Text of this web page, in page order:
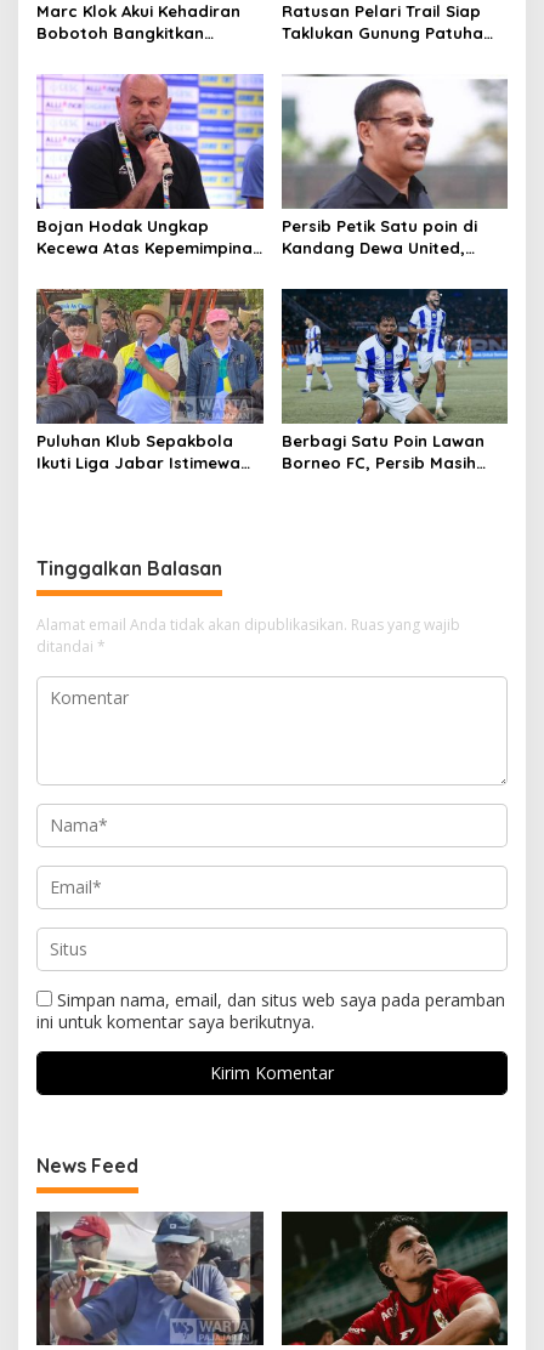
Marc Klok Akui Kehadiran
Bobotoh Bangkitkan
Bhayangkara FC
Ratusan Pelari Trail Siap
Taklukan Gunung Patuha
Marathon
Bojan Hodak Ungkap
Kecewa Atas Kepemimpinan
Persib
Persib Petik Satu poin di
Kandang Dewa United,
Keputusan Wasit
Puluhan Klub Sepakbola
Ikuti Liga Jabar Istimewa
Berbagi Satu Poin Lawan
Borneo FC, Persib Masih
Tinggalkan Balasan
Alamat email Anda tidak akan dipublikasikan. Ruas yang wajib
ditandai *
Simpan nama, email, dan situs web saya pada peramban
ini untuk komentar saya berikutnya.
News Feed